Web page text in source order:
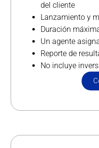
del cliente
Lanzamiento y
Duración
Un agente
Reporte de
No incluye